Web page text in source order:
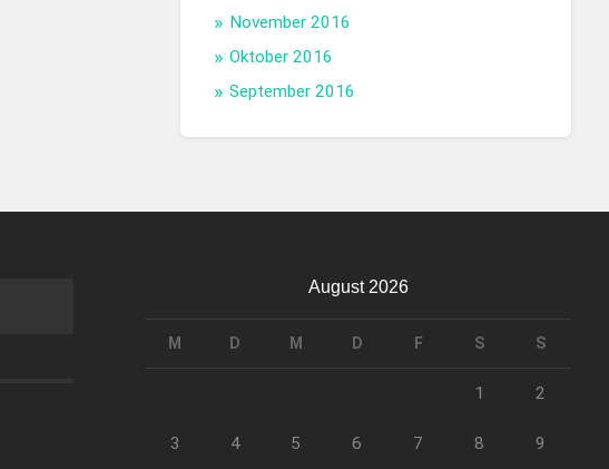
November 2016
Oktober 2016
September 2016
August 2026
M D M D F S S
1 2
3 4 5 6 7 8 9